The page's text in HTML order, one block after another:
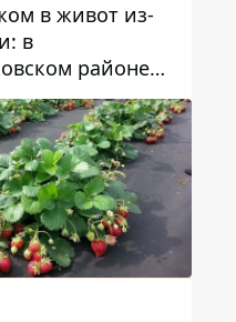
в живот из-
в
районе
летнего
убийство